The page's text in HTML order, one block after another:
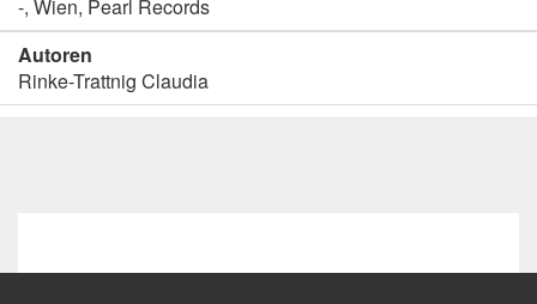
-, Wien, Pearl Records
Autoren
Rinke-Trattnig Claudia